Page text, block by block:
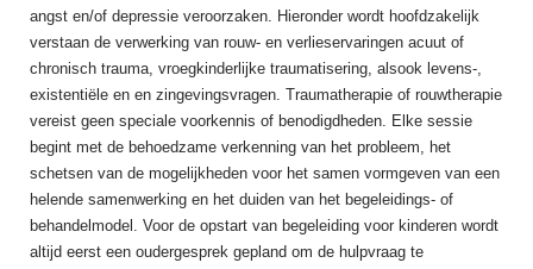
angst en/of depressie veroorzaken. Hieronder wordt hoofdzakelijk
verstaan de verwerking van rouw- en verlieservaringen acuut of
chronisch trauma, vroegkinderlijke traumatisering, alsook levens-,
existentiële en en zingevingsvragen. Traumatherapie of rouwtherapie
vereist geen speciale voorkennis of benodigdheden. Elke sessie
begint met de behoedzame verkenning van het probleem, het
schetsen van de mogelijkheden voor het samen vormgeven van een
helende samenwerking en het duiden van het begeleidings- of
behandelmodel. Voor de opstart van begeleiding voor kinderen wordt
altijd eerst een oudergesprek gepland om de hulpvraag te